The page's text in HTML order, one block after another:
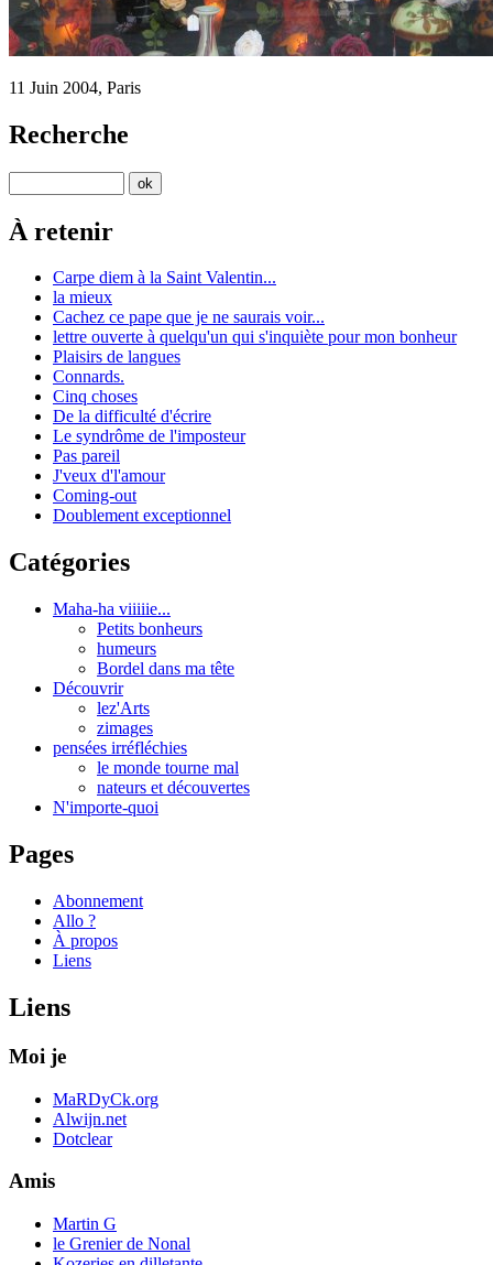
11 Juin 2004, Paris
Recherche
À retenir
Carpe diem à la Saint Valentin...
la mieux
Cachez ce pape que je ne saurais voir...
lettre ouverte à quelqu'un qui s'inquiète pour mon bonheur
Plaisirs de langues
Connards.
Cinq choses
De la difficulté d'écrire
Le syndrôme de l'imposteur
Pas pareil
J'veux d'l'amour
Coming-out
Doublement exceptionnel
Catégories
Maha-ha viiiiie...
Petits bonheurs
humeurs
Bordel dans ma tête
Découvrir
lez'Arts
zimages
pensées irréfléchies
le monde tourne mal
nateurs et découvertes
N'importe-quoi
Pages
Abonnement
Allo ?
À propos
Liens
Liens
Moi je
MaRDyCk.org
Alwijn.net
Dotclear
Amis
Martin G
le Grenier de Nonal